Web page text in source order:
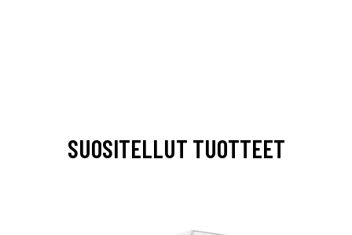
SUOSITELLUT TUOTTEET